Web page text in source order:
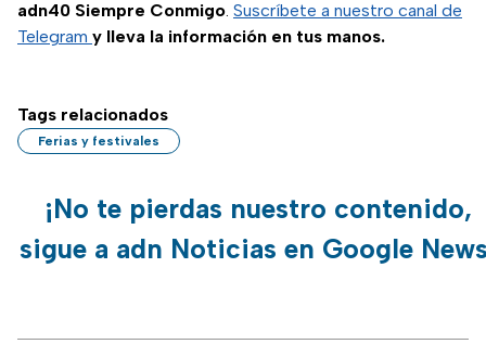
adn40 Siempre Conmigo. Suscríbete a nuestro canal de
Telegram y lleva la información en tus manos.
Tags relacionados
Ferias y festivales
¡No te pierdas nuestro contenido,
sigue a adn Noticias en Google